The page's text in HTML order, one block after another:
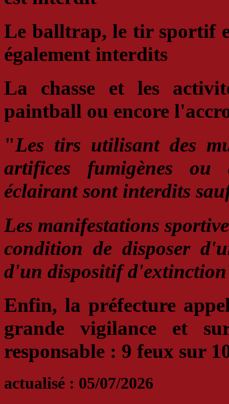
Le balltrap, le tir sportif
également interdits
La chasse et les
paintball ou encore
"Les tirs utilisant des
artifices fumigènes ou
éclairantsont interdits
Les manifestations
condition de disposer
d'un dispositif d'extinction
Enfin, la préfecture
grande vigilance et
responsable : 9 feux sur
actualisé : 05/07/2026